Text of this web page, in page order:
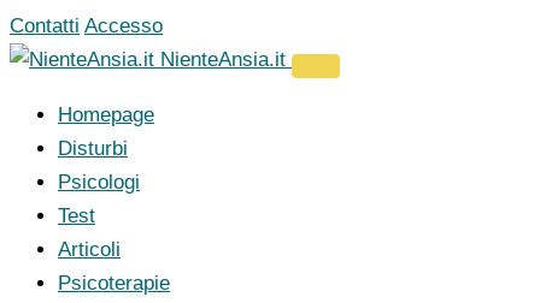
Vai
al
Contatti Accesso
NienteAnsia.it
Homepage
Disturbi
Psicologi
Test
Articoli
Psicoterapie